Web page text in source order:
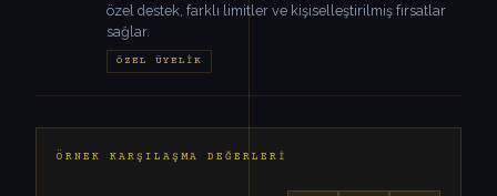
özel destek, farklı limitler ve kişiselleştirilmiş fırsatlar
sağlar.
ÖZEL ÜYELIK
ÖRNEK KARŞILAŞMA DEĞERLERI